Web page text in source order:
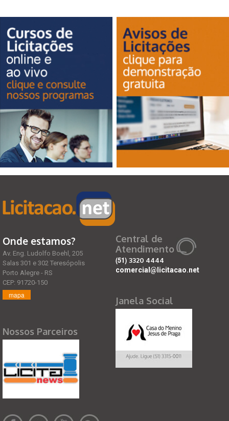
Onde estamos?
Av. Eng. Ludolfo Boehl, 205
Salas 301 e 302 Teresópolis
Porto Alegre - RS
CEP: 91720-150
mapa
Nossos Parceiros
Central de
Atendimento
(51) 3320 4444
comercial@licitacao.net
Janela Social